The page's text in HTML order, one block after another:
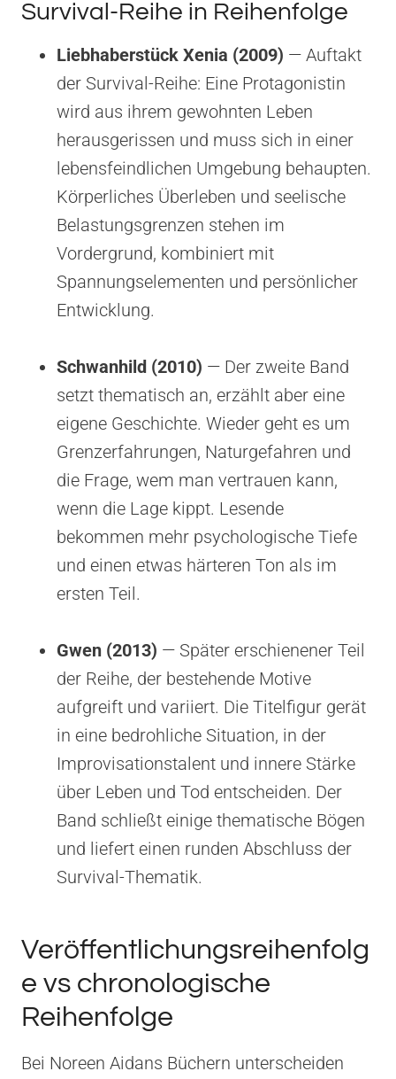
Survival-Reihe in Reihenfolge
Liebhaberstück Xenia (2009) — Auftakt
der Survival-Reihe: Eine Protagonistin
wird aus ihrem gewohnten Leben
herausgerissen und muss sich in einer
lebensfeindlichen Umgebung behaupten.
Körperliches Überleben und seelische
Belastungsgrenzen stehen im
Vordergrund, kombiniert mit
Spannungselementen und persönlicher
Entwicklung.
Schwanhild (2010) — Der zweite Band
setzt thematisch an, erzählt aber eine
eigene Geschichte. Wieder geht es um
Grenzerfahrungen, Naturgefahren und
die Frage, wem man vertrauen kann,
wenn die Lage kippt. Lesende
bekommen mehr psychologische Tiefe
und einen etwas härteren Ton als im
ersten Teil.
Gwen (2013) — Später erschienener Teil
der Reihe, der bestehende Motive
aufgreift und variiert. Die Titelfigur gerät
in eine bedrohliche Situation, in der
Improvisationstalent und innere Stärke
über Leben und Tod entscheiden. Der
Band schließt einige thematische Bögen
und liefert einen runden Abschluss der
Survival-Thematik.
Veröffentlichungsreihenfolg
e vs chronologische
Reihenfolge
Bei Noreen Aidans Büchern unterscheiden